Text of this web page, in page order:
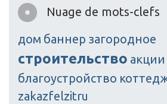
Nuage de mots-clefs
дом баннер загородное
строительство акции
благоустройство
zakazfelzitru